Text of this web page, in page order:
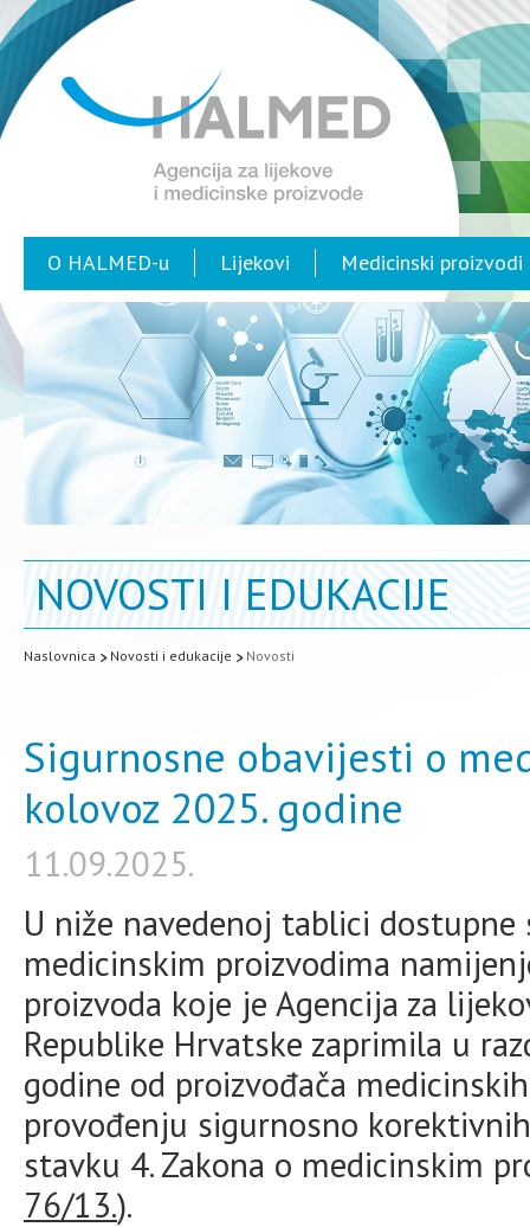
O HALMED-u Lijekovi Medicinski proizvodi
NOVOSTI I EDUKACIJE
Naslovnica Novosti i edukacije Novosti
Sigurnosne obavijesti o
kolovoz 2025. godine
11.09.2025.
U niže navedenoj tablici
medicinskim proizvodima
proizvoda koje je Agencija za
Republike Hrvatske zaprimila u
godine od proizvođača
provođenju sigurnosno
stavku 4. Zakona o medicinskim
76/13.).